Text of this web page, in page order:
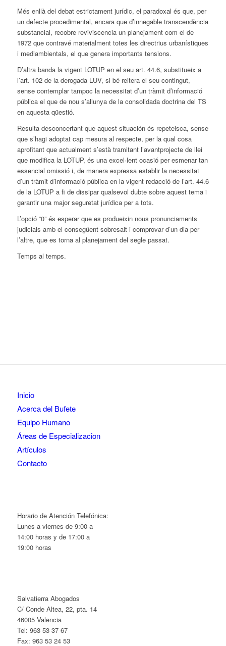
Més enllà del debat estrictament jurídic, el paradoxal és que, per
un defecte procedimental, encara que d’innegable transcendència
substancial, recobre reviviscencia un planejament com el de
1972 que contravé materialment totes les directrius urbanístiques
i mediambientals, el que genera importants tensions.
D’altra banda la vigent LOTUP en el seu art. 44.6, substitueix a
l’art. 102 de la derogada LUV, si bé reitera el seu contingut,
sense contemplar tampoc la necessitat d’un tràmit d’informació
pública el que de nou s’allunya de la consolidada doctrina del TS
en aquesta qüestió.
Resulta desconcertant que aquest situación és repeteisca, sense
que s’hagi adoptat cap mesura al respecte, per la qual cosa
aprofitant que actualment s’està tramitant l’avantprojecte de llei
que modifica la LOTUP, és una excel·lent ocasió per esmenar tan
essencial omissió i, de manera expressa establir la necessitat
d’un tràmit d’informació pública en la vigent redacció de l’art. 44.6
de la LOTUP a fi de dissipar qualsevol dubte sobre aquest tema i
garantir una major seguretat jurídica per a tots.
L’opció “0” és esperar que es produeixin nous pronunciaments
judicials amb el consegüent sobresalt i comprovar d’un dia per
l’altre, que es torna al planejament del segle passat.
Temps al temps.
Inicio
Acerca del Bufete
Equipo Humano
Áreas de Especializacion
Artículos
Contacto
Horario de Atención Telefónica:
Lunes a viernes de 9:00 a
14:00 horas y de 17:00 a
19:00 horas
Salvatierra Abogados
C/ Conde Altea, 22, pta. 14
46005 Valencia
Tel: 963 53 37 67
Fax: 963 53 24 53